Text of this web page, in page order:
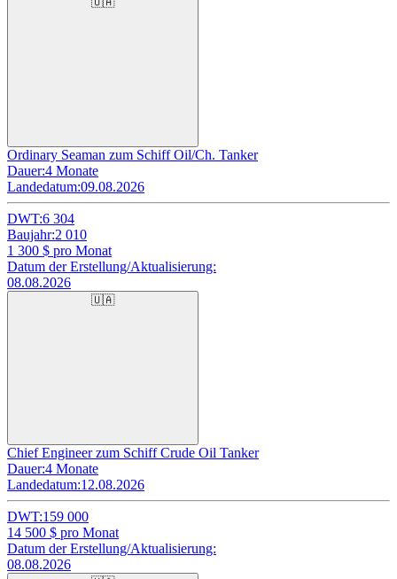
Ordinary Seaman zum Schiff Oil/Ch. Tanker
Dauer:4 Monate
Landedatum:09.08.2026
DWT:6 304
Baujahr:2 010
1 300 $ pro Monat
Datum der Erstellung/Aktualisierung:
08.08.2026
🇺🇦
Chief Engineer zum Schiff Crude Oil Tanker
Dauer:4 Monate
Landedatum:12.08.2026
DWT:159 000
14 500 $ pro Monat
Datum der Erstellung/Aktualisierung:
08.08.2026